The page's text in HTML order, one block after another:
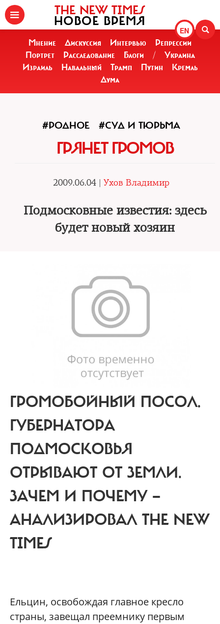
EN
THE NEW TIMES
НОВОЕ ВРЕМЯ
Мнение Дискуссия Интервью
Репрессии
Портрет
Расследование Блоги /
Украина
Израиль
Навальный Трамп Путин
Кремль
Дума
#РОДНОЕ #СУД И ТЮРЬМА
ГРЯНЕТ ГРОМОВ
2009.06.04 | Ухов Владимир
Подмосковные известия: здесь
будет новый хозяин
ГРОМОБОЙНЫЙ ПОСОЛ.
ГУБЕРНАТОРА
ПОДМОСКОВЬЯ
ОТРЫВАЮТ ОТ ЗЕМЛИ.
ЗАЧЕМ И ПОЧЕМУ —
АНАЛИЗИРОВАЛ THE NEW
TIMES
Ельцин, освобождая главное кресло
страны, завещал преемнику первым